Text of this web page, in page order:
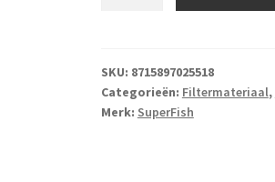
aantal
SKU: 8715897025518
Categorieën: Filtermateriaal,
Merk: SuperFish